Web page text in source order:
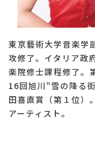
東京藝術大学音楽学
攻修了。イタリア政
楽院修士課程修了。
16回旭川“雪の降る
田喜直賞（第１位
アーティスト。